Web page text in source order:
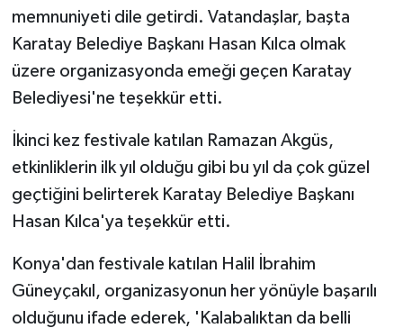
memnuniyeti dile getirdi. Vatandaşlar, başta
Karatay Belediye Başkanı Hasan Kılca olmak
üzere organizasyonda emeği geçen Karatay
Belediyesi'ne teşekkür etti.
İkinci kez festivale katılan Ramazan Akgüs,
etkinliklerin ilk yıl olduğu gibi bu yıl da çok güzel
geçtiğini belirterek Karatay Belediye Başkanı
Hasan Kılca'ya teşekkür etti.
Konya'dan festivale katılan Halil İbrahim
Güneyçakıl, organizasyonun her yönüyle başarılı
olduğunu ifade ederek, 'Kalabalıktan da belli